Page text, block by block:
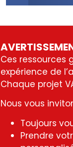
Ces ressources
expérience de
Chaque projet
Nous vous
Toujours
Prendre